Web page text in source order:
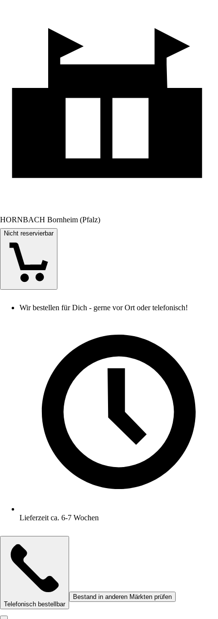
HORNBACH Bornheim (Pfalz)
Nicht reservierbar
Wir bestellen für Dich - gerne vor Ort oder telefonisch!
Lieferzeit ca. 6-7 Wochen
Telefonisch bestellbar
Bestand in anderen Märkten prüfen